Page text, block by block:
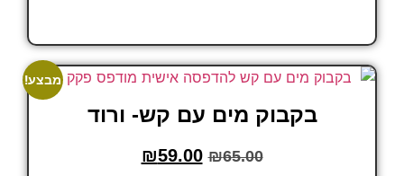
מבצע!
בקבוק מים עם קש- ורוד
₪65.00
₪59.00